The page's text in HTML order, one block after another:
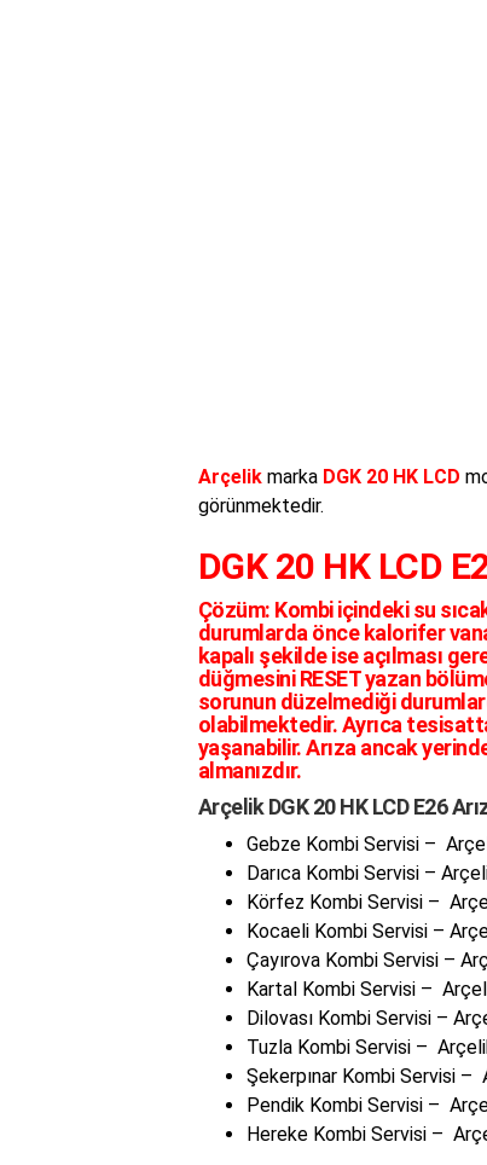
Arçelikmarka DGK 20 HK LCD
görünmektedir.
DGK 20 HK LCD
Çözüm: Kombi içindeki su
durumlarda önce kalorifer
kapalı şekilde ise açılması
düğmesini RESET yazan
sorunun düzelmediği
olabilmektedir. Ayrıca
yaşanabilir. Arıza ancak
almanızdır.
Arçelik DGK 20 HK LCD E26
Gebze Kombi Servisi –
Darıca Kombi Servisi –
Körfez Kombi Servisi –
Kocaeli Kombi Servisi –
Çayırova Kombi Servisi –
Kartal Kombi Servisi –
Dilovası Kombi Servisi –
Tuzla Kombi Servisi –
Şekerpınar Kombi Servisi –
Pendik Kombi Servisi –
Hereke Kombi Servisi –